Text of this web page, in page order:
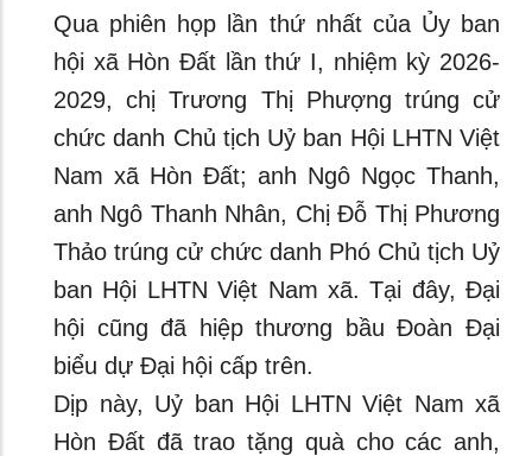
Qua phiên họp lần thứ nhất của Ủy ban
hội xã Hòn Đất lần thứ I, nhiệm kỳ 2026-
2029, chị Trương Thị Phượng trúng cử
chức danh Chủ tịch Uỷ ban Hội LHTN Việt
Nam xã Hòn Đất; anh Ngô Ngọc Thanh,
anh Ngô Thanh Nhân, Chị Đỗ Thị Phương
Thảo trúng cử chức danh Phó Chủ tịch Uỷ
ban Hội LHTN Việt Nam xã. Tại đây, Đại
hội cũng đã hiệp thương bầu Đoàn Đại
biểu dự Đại hội cấp trên.
Dịp này, Uỷ ban Hội LHTN Việt Nam xã
Hòn Đất đã trao tặng quà cho các anh,